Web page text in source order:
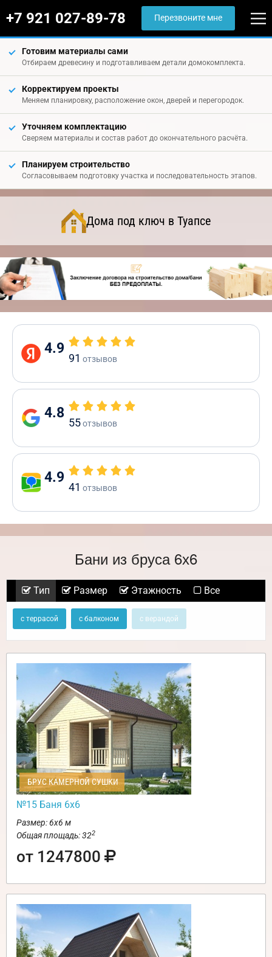
+7 921 027-89-78 Перезвоните мне
Готовим материалы сами
Отбираем древесину и подготавливаем детали домокомплекта.
Корректируем проекты
Меняем планировку, расположение окон, дверей и перегородок.
Уточняем комплектацию
Сверяем материалы и состав работ до окончательного расчёта.
Планируем строительство
Согласовываем подготовку участка и последовательность этапов.
Дома под ключ в Туапсе
4.9
91 отзывов
4.8
55отзывов
4.9
41 отзывов
Бани из бруса 6х6
Тип Размер Этажность Все
с террасой с балконом с верандой
БРУС КАМЕРНОЙ СУШКИ
№15 Баня 6х6
Размер: 6х6 м
Общая площадь: 322
от 1247800